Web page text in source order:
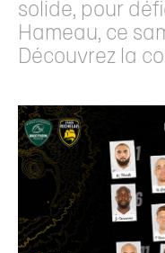
solide, pour
Hameau, ce
Découvrez la